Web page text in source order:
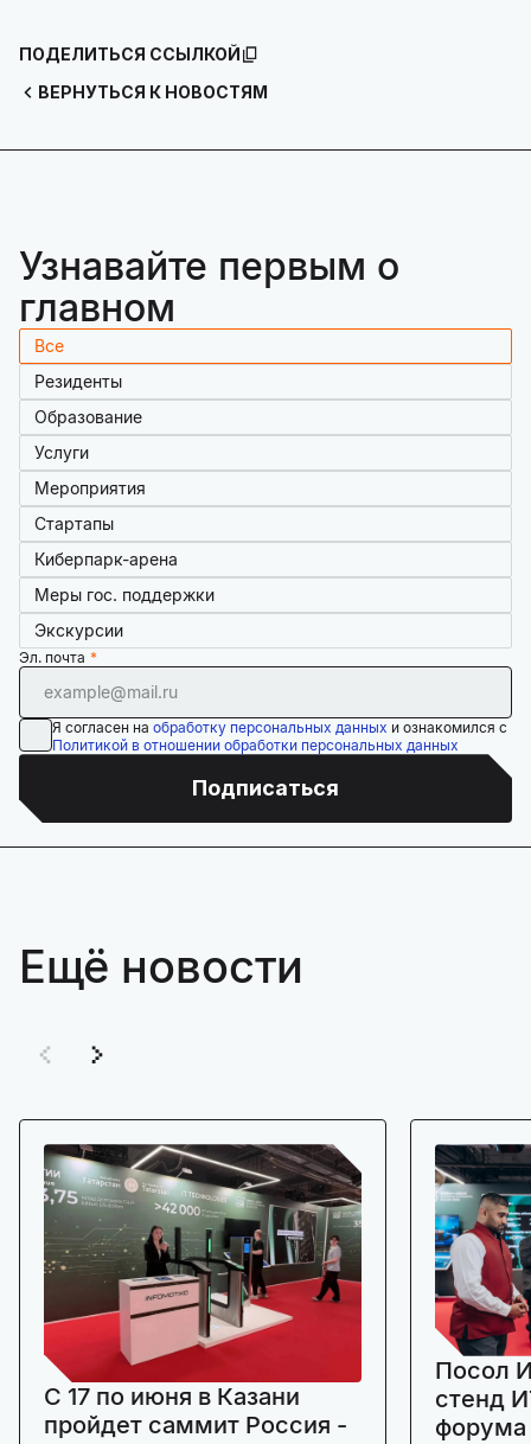
ВЕРНУТЬСЯ К НОВОСТЯМ
ПОДЕЛИТЬСЯ ССЫЛКОЙ
Узнавайте первым о
главном
Все
Резиденты
Образование
Услуги
Мероприятия
Стартапы
Киберпарк-арена
Меры гос. поддержки
Экскурсии
Эл. почта
Я согласен на обработку персональных данных и ознакомился с
Политикой в отношении обработки персональных данных
Подписаться
Ещё новости
C 17 по июня в Казани
пройдет саммит Россия -
Посол
стенд